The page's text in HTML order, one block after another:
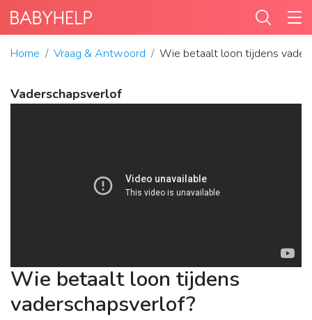
Home Vraag & Antwoord Wie betaalt loon tijdens
Vaderschapsverlof
Wie betaalt loon tijdens
vaderschapsverlof?